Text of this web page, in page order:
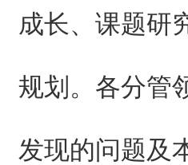
成长、课题研
规划。各分管
发现的问题及